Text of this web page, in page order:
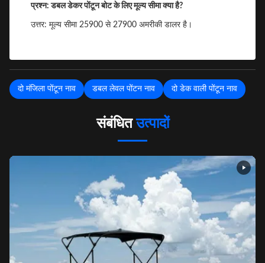
प्रश्न: डबल डेकर पोंटून बोट के लिए मूल्य सीमा क्या है?
उत्तर: मूल्य सीमा 25900 से 27900 अमरीकी डालर है।
दो मंजिला पोंटून नाव डबल लेवल पोंटन नाव दो डेक वाली पोंटून नाव
संबंधितउत्पादों